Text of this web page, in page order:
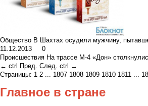
Общество В Шахтах осудили мужчину,
11.12.2013
0
Происшествия На трассе М-4 «Дон»
← ctrl Пред. След. ctrl →
Страницы: 1 2 ... 1807 1808 1809 1810 1811 ...
Главное в стране